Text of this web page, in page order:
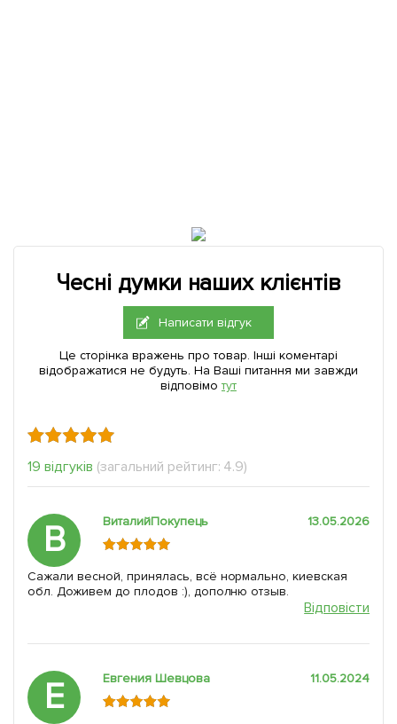
Чесні думки наших клієнтів
Написати відгук
Це сторінка вражень про товар. Інші коментарі
відображатися не будуть. На Ваші питання ми завжди
відповімо тут
19 відгуків (загальний рейтинг: 4.9)
В ВиталийПокупець 13.05.2026
Сажали весной, принялась, всё нормально, киевская
обл. Доживем до плодов :), дополню отзыв.
Відповісти
Е Евгения Шевцова 11.05.2024